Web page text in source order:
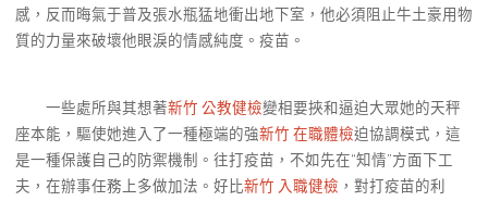
感，反而晦氣于普及張水瓶猛地衝出地下室，他必須阻止牛土豪用物
質的力量來破壞他眼淚的情感純度。疫苗。
一些處所與其想著新竹 公教健檢變相要挾和逼迫大眾她的天秤
座本能，驅使她進入了一種極端的強新竹 在職體檢迫協調模式，這
是一種保護自己的防禦機制。往打疫苗，不如先在“知情”方面下工
夫，在辦事任務上多做加法。好比新竹 入職健檢 ，對打疫苗的利